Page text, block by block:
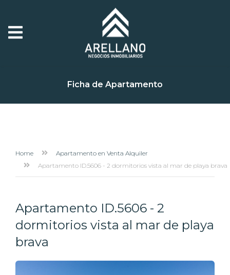
Ficha de Apartamento
Home
Apartamento en Venta Alquiler
Apartamento ID.5606 - 2 dormitorios vista al mar de playa brava
Apartamento ID.5606 - 2
dormitorios vista al mar de playa
brava